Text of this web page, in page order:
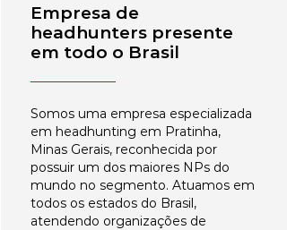
Empresa de
headhunters presente
em todo o Brasil
Somos uma empresa especializada
em headhunting em Pratinha,
Minas Gerais, reconhecida por
possuir um dos maiores NPs do
mundo no segmento. Atuamos em
todos os estados do Brasil,
atendendo organizações de